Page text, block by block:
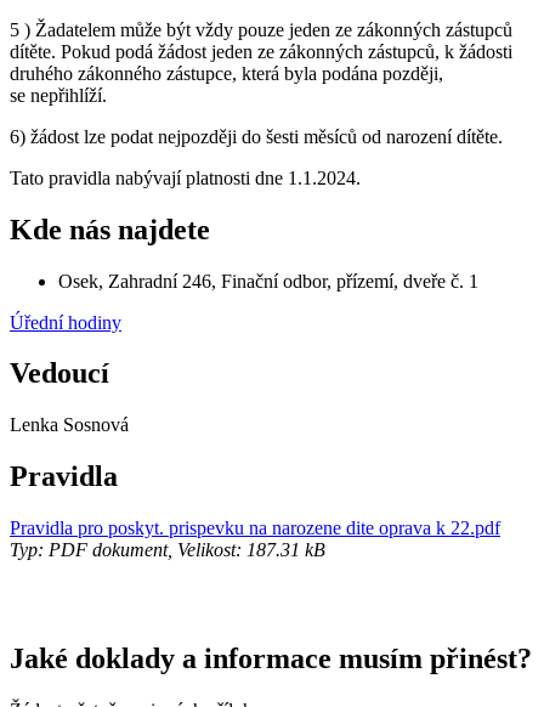
5 ) Žadatelem může být vždy pouze jeden ze zákonných zástupců
dítěte. Pokud podá žádost jeden ze zákonných zástupců, k žádosti
druhého zákonného zástupce, která byla podána později,
se nepřihlíží.
6) žádost lze podat nejpozději do šesti měsíců od narození dítěte.
Tato pravidla nabývají platnosti dne 1.1.2024.
Kde nás najdete
Osek, Zahradní 246, Finační odbor, přízemí, dveře č. 1
Úřední hodiny
Vedoucí
Lenka Sosnová
Pravidla
Pravidla pro poskyt. prispevku na narozene dite oprava k 22.pdf
Typ: PDF dokument, Velikost: 187.31 kB
Jaké doklady a informace musím přinést?